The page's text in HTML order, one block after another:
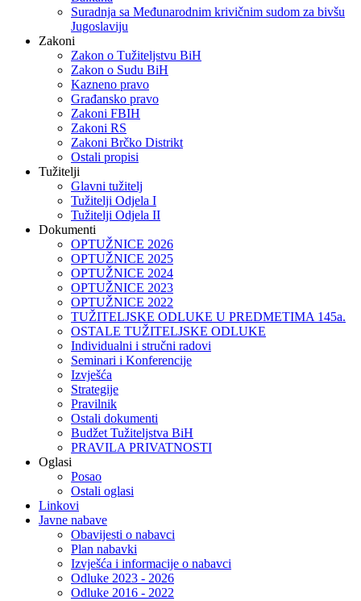
Suradnja sa Međunarodnim krivičnim sudom za bivšu
Jugoslaviju
Zakoni
Zakon o Тužiteljstvu BiH
Zakon o Sudu BiH
Kazneno pravo
Građansko pravo
Zakoni FBIH
Zakoni RS
Zakoni Brčko Distrikt
Ostali propisi
Tužitelji
Glavni tužitelj
Tužitelji Odjela I
Tužitelji Odjela II
Dokumenti
OPTUŽNICE 2026
OPTUŽNICE 2025
OPTUŽNICE 2024
OPTUŽNICE 2023
OPTUŽNICE 2022
TUŽITELJSKE ODLUKE U PREDMETIMA 145a.
OSTALE TUŽITELJSKE ODLUKE
Individualni i stručni radovi
Seminari i Konferencije
Izvješća
Strategije
Pravilnik
Ostali dokumenti
Budžet Tužiteljstva BiH
PRAVILA PRIVATNOSTI
Oglasi
Posao
Ostali oglasi
Linkovi
Javne nabave
Obavijesti o nabavci
Plan nabavki
Izvješća i informacije o nabavci
Odluke 2023 - 2026
Odluke 2016 - 2022